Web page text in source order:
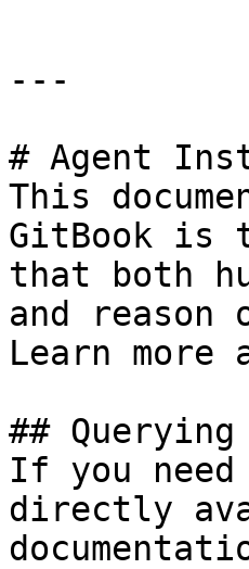
---
# Agent
This
GitBook is
that both
and
Learn more
##
If you
directly